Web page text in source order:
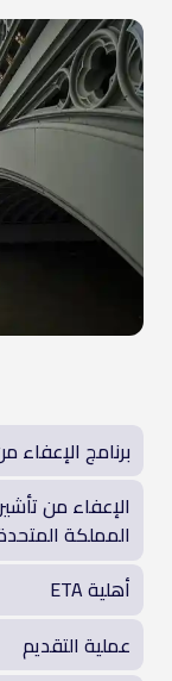
برنامج الإعفاء
المملكة
أهلية ETA
عملية التقديم